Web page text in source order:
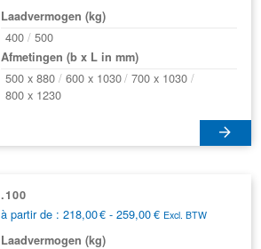
Laadvermogen (kg)
400 500
Afmetingen (b x L in mm)
500 x 880 600 x 1030
700 x 1030
800 x 1230
.100
à partir de : 218,00€ - 259,00€Prijsklasse:
Excl. BTW
Laadvermogen (kg)